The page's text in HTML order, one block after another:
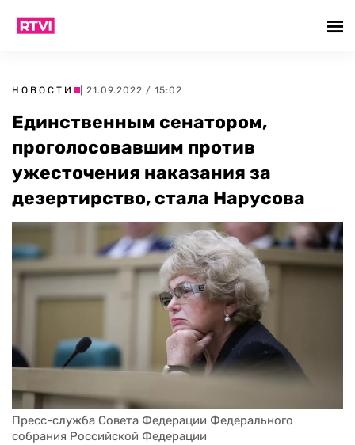
НОВОСТИ | 21.09.2022 / 15:02
Единственным сенатором,
проголосовавшим против
ужесточения наказания за
дезертирство, стала Нарусова
Пресс-служба Совета Федерации Федерального
собрания Российской Федерации